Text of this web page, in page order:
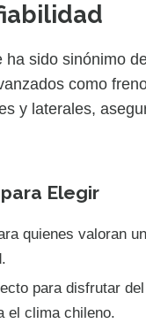
sido sinónimo
como
y laterales,
Elegir
quienes valoran
para disfrutar
el clima chileno.